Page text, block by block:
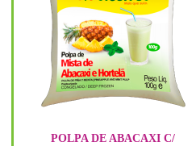
POLPA DE ABACAXI C/